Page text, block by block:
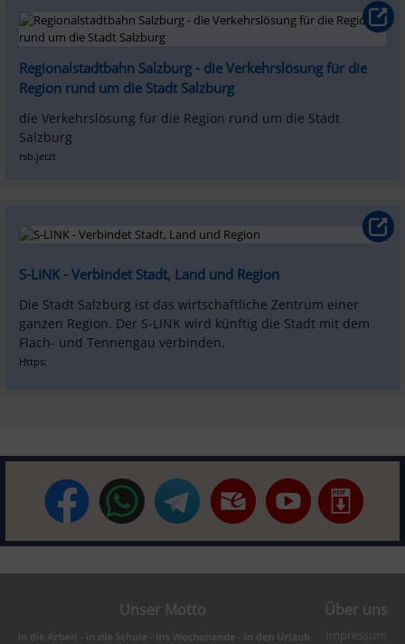
Regionalstadtbahn Salzburg - die Verkehrslösung für die
Region rund um die Stadt Salzburg
die Verkehrslösung für die Region rund um die Stadt
Salzburg
rsb.jetzt
S-LINK - Verbindet Stadt, Land und Region
Die Stadt Salzburg ist das wirtschaftliche Zentrum einer
ganzen Region. Der S-LINK wird künftig die Stadt mit dem
Flach- und Tennengau verbinden.
Https:
Unser Motto Über uns
Impressum